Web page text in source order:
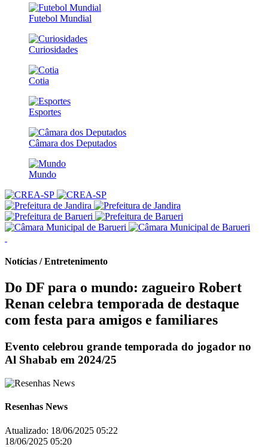
Futebol Mundial
Curiosidades
Cotia
Esportes
Câmara dos Deputados
Mundo
Notícias / Entretenimento
Do DF para o mundo: zagueiro Robert
Renan celebra temporada de destaque
com festa para amigos e familiares
Evento celebrou grande temporada do jogador no
Al Shabab em 2024/25
Resenhas News
Atualizado: 18/06/2025 05:22
18/06/2025 05:20